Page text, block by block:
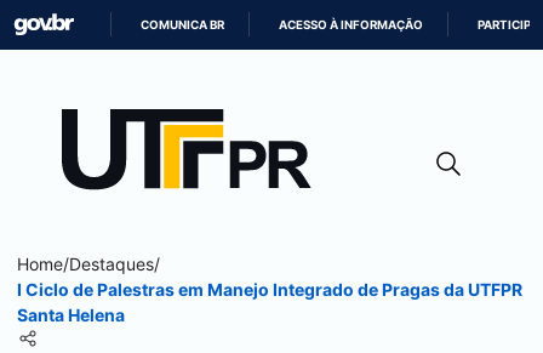
CONTEÚDO
COMUNICA BR ACESSO À INFORMAÇÃO PARTICIPE
Home/Destaques/
I Ciclo de Palestras em Manejo Integrado de Pragas da UTFPR
Santa Helena